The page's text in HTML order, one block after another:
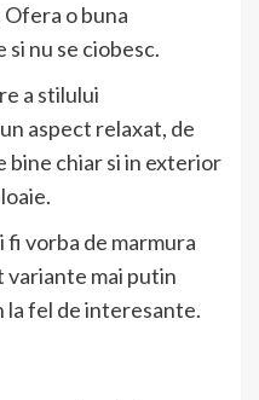
Ofera o buna
nu se ciobesc.
a stilului
aspect relaxat, de
bine chiar si in exterior
fi vorba de marmura
variante mai putin
la fel de interesante.